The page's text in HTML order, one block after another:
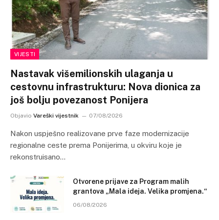
VIJESTI
Nastavak višemilionskih ulaganja u
cestovnu infrastrukturu: Nova dionica za
još bolju povezanost Ponijera
Objavio Vareški vijestnik 07/08/2026
Nakon uspješno realizovane prve faze modernizacije
regionalne ceste prema Ponijerima, u okviru koje je
rekonstruisano…
Otvorene prijave za Program malih
grantova „Mala ideja. Velika promjena.“
06/08/2026